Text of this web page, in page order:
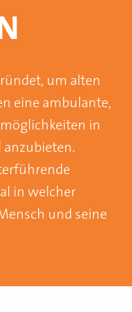
um alten
eine ambulante,
in
in welcher
und seine